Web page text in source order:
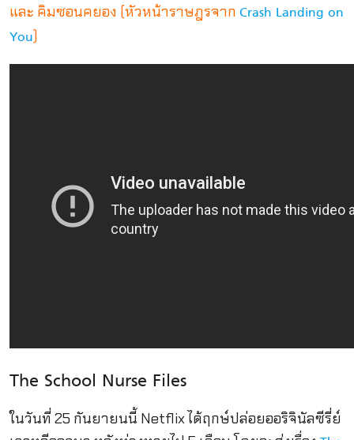
และ คิมซอนคยอง (หัวหน้าราษฎรจาก Crash Landing on
You)
The School Nurse Files
ในวันที่ 25 กันยายนนี้ Netflix ได้ฤกษ์ปล่อยออริจินัลซีรี่ย์